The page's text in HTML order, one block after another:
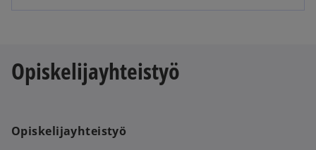
Opiskelijayhteistyö
Opiskelijayhteistyö